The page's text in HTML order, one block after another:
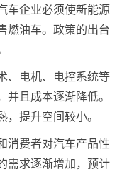
车企业必须使新能源
燃油车。政策的出台
、电机、电控系统等
且成本逐渐降低。
提升空间较小。
消费者对汽车产品性
需求逐渐增加，预计